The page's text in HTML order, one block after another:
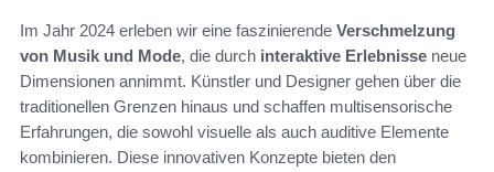
Im Jahr 2024 erleben wir eine faszinierende Verschmelzung
von Musik und Mode, die durch interaktive Erlebnisse neue
Dimensionen annimmt. Künstler und Designer gehen über die
traditionellen Grenzen hinaus und schaffen multisensorische
Erfahrungen, die sowohl visuelle als auch auditive Elemente
kombinieren. Diese innovativen Konzepte bieten den